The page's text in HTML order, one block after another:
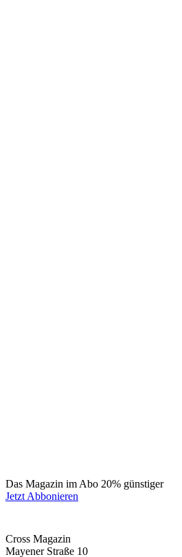
Das Magazin im Abo 20% günstiger
Jetzt Abbonieren
Cross Magazin
Mayener Straße 10